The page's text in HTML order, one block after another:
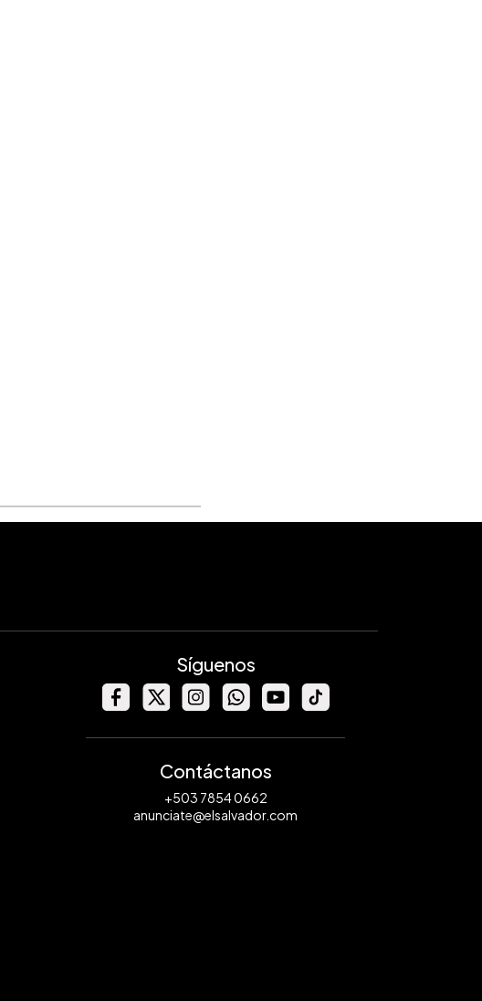
Síguenos
Contáctanos
+503 7854 0662
anunciate@elsalvador.com